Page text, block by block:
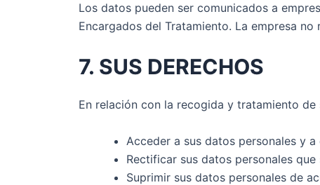
Los datos pueden ser comunicados a
Encargados del Tratamiento. La empresa
7. SUS DERECHOS
En relación con la recogida y tratamiento
Acceder a sus datos personales y
Rectificar sus datos personales
Suprimir sus datos personales de